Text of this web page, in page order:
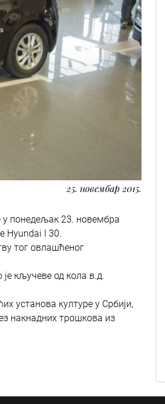
25. новембар 2015.
у понедељак 23. новембра
Hyundai I 30.
тог овлашћеног
кључеве од кола в.д.
установа културе у Србији,
накнадних трошкова из